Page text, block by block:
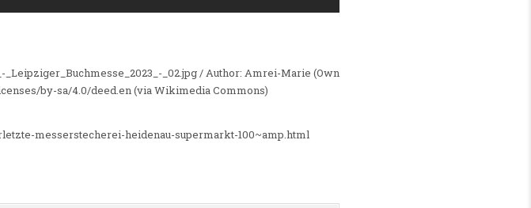
_02.jpg / Author: Amrei-Marie (Own
by-sa/4.0/deed.en (via Wikimedia Commons)
messerstecherei-heidenau-supermarkt-100~amp.html